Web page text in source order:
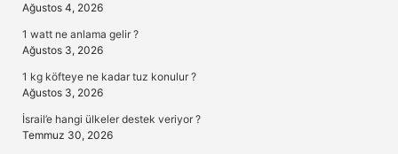
Ağustos 4, 2026
1 watt ne anlama gelir ?
Ağustos 3, 2026
1 kg köfteye ne kadar tuz konulur ?
Ağustos 3, 2026
İsrail’e hangi ülkeler destek veriyor ?
Temmuz 30, 2026